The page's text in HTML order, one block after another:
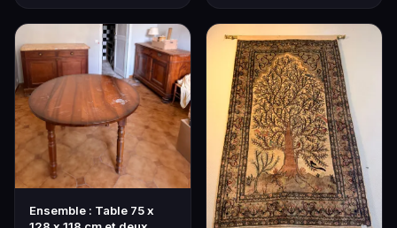
Ensemble : Table 75 x